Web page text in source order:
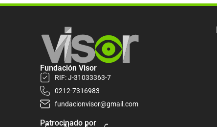
Fundación Visor
RIF: J-31033363-7
0212-7316983
fundacionvisor@gmail.com
Patrocinado por